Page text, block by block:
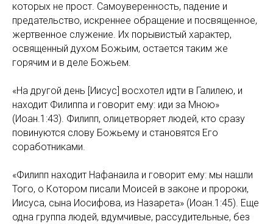
которых не прост. Самоуверенность, падение и
предательство, искреннее обращение и посвященное,
жертвенное служение. Их порывистый характер,
освященный духом Божьим, остается таким же
горячим и в деле Божьем.
«На другой день [Иисус] восхотел идти в Галилею, и
находит Филиппа и говорит ему: иди за Мною»
(Иоан.1:43). Филипп, олицетворяет людей, кто сразу
повинуются слову Божьему и становятся Его
соработниками.
«Филипп находит Нафанаила и говорит ему: мы нашли
Того, о Котором писали Моисей в законе и пророки,
Иисуса, сына Иосифова, из Назарета» (Иоан.1:45). Еще
одна группа людей, вдумчивые, рассудительные, без